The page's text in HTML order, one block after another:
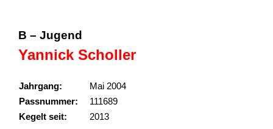
B – Jugend
Yannick Scholler
Jahrgang:
Mai 2004
Passnummer:
111689
Kegelt seit:
2013